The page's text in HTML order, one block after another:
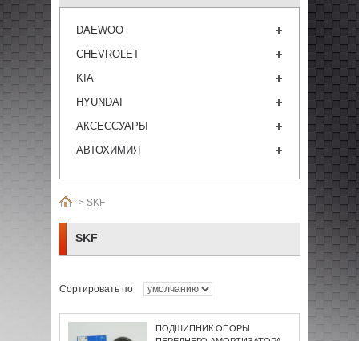
DAEWOO
CHEVROLET
KIA
HYUNDAI
АКСЕССУАРЫ
АВТОХИМИЯ
> SKF
SKF
Сортировать по
ПОДШИПНИК ОПОРЫ